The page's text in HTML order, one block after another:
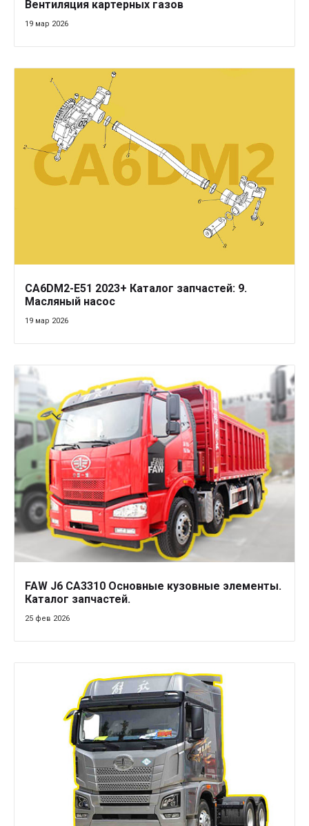
Вентиляция картерных газов
19 мар 2026
CA6DM2-E51 2023+ Каталог запчастей: 9.
Масляный насос
19 мар 2026
FAW J6 CA3310 Основные кузовные элементы.
Каталог запчастей.
25 фев 2026